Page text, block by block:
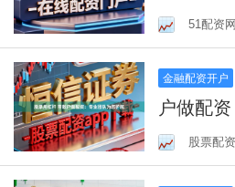
资帮您轻
51配资网
金融配资开户
户做配
航
股票配